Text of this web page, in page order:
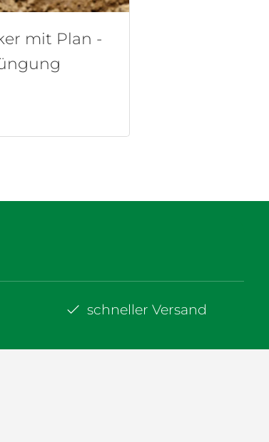
mit Plan -
schneller Versand